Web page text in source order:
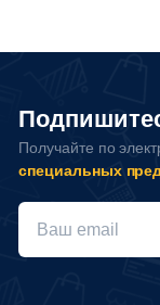
Получайте по
специальных